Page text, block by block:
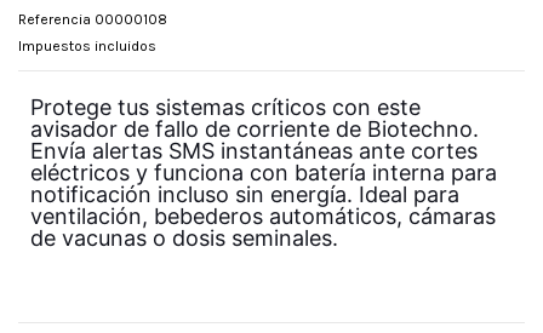
Referencia 00000108
Impuestos incluidos
Protege tus sistemas críticos con este
avisador de fallo de corriente de Biotechno.
Envía alertas SMS instantáneas ante cortes
eléctricos y funciona con batería interna para
notificación incluso sin energía. Ideal para
ventilación, bebederos automáticos, cámaras
de vacunas o dosis seminales.